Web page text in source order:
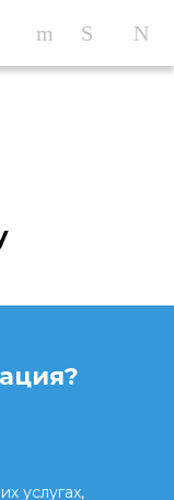
услугах,